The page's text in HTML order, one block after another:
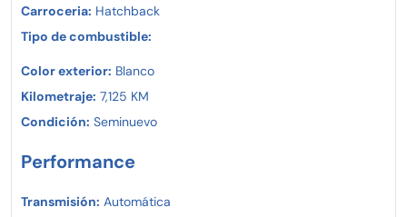
Carroceria: Hatchback
Tipo de combustible:
Color exterior: Blanco
Kilometraje: 7,125 KM
Condición: Seminuevo
Performance
Transmisión: Automática